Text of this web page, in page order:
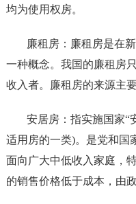
均为使用权房。
廉租房：廉租房是在
一种概念。我国的廉租房
收入者。廉租房的来源主
安居房：指实施国家“
适用房的一类)。是党和国
面向广大中低收入家庭，
的销售价格低于成本，由